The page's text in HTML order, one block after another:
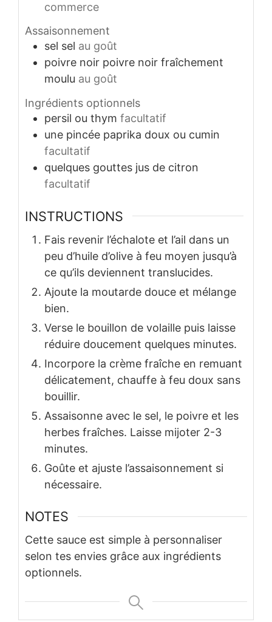
commerce
Assaisonnement
sel sel au goût
poivre noir poivre noir fraîchement
moulu au goût
Ingrédients optionnels
persil ou thym facultatif
une pincée paprika doux ou cumin
facultatif
quelques gouttes jus de citron
facultatif
INSTRUCTIONS
Fais revenir l’échalote et l’ail dans un
peu d’huile d’olive à feu moyen jusqu’à
ce qu’ils deviennent translucides.
Ajoute la moutarde douce et mélange
bien.
Verse le bouillon de volaille puis laisse
réduire doucement quelques minutes.
Incorpore la crème fraîche en remuant
délicatement, chauffe à feu doux sans
bouillir.
Assaisonne avec le sel, le poivre et les
herbes fraîches. Laisse mijoter 2-3
minutes.
Goûte et ajuste l’assaisonnement si
nécessaire.
NOTES
Cette sauce est simple à personnaliser
selon tes envies grâce aux ingrédients
optionnels.